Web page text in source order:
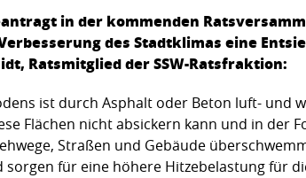
in der kommenden
des Stadtklimas eine
Ratsmitglied der SSW-Ratsfraktion:
ist durch Asphalt oder Beton luft- und
Flächen nicht absickern kann und in der
Straßen und Gebäude
für eine höhere Hitzebelastung für